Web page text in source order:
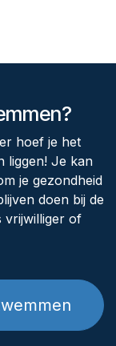
hoef je het
liggen! Je kan
je gezondheid
doen bij de
vrijwilliger of